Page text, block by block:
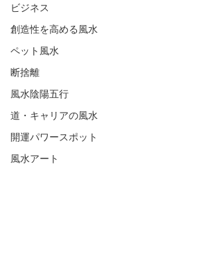
ビジネス
創造性を高める風水
ペット風水
断捨離
風水陰陽五行
道・キャリアの風水
開運パワースポット
風水アート